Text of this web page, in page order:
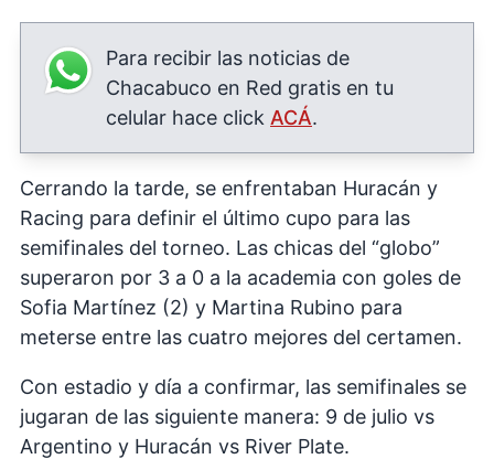
Para recibir las noticias de
Chacabuco en Red gratis en tu
celular hace click ACÁ.
Cerrando la tarde, se enfrentaban Huracán y
Racing para definir el último cupo para las
semifinales del torneo. Las chicas del “globo”
superaron por 3 a 0 a la academia con goles de
Sofia Martínez (2) y Martina Rubino para
meterse entre las cuatro mejores del certamen.
Con estadio y día a confirmar, las semifinales se
jugaran de las siguiente manera: 9 de julio vs
Argentino y Huracán vs River Plate.